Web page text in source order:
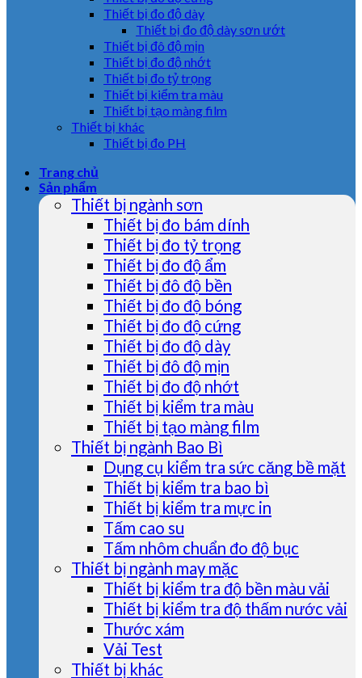
Thiết bị đo độ dày
Thiết bị đo độ dày sơn ướt
Thiết bị đô độ mịn
Thiết bị đo độ nhớt
Thiết bị đo tỷ trọng
Thiết bị kiểm tra màu
Thiết bị tạo màng film
Thiết bị khác
Thiết bị đo PH
Trang chủ
Sản phẩm
Thiết bị ngành sơn
Thiết bị đo bám dính
Thiết bị đo tỷ trọng
Thiết bị đo độ ẩm
Thiết bị đô độ bền
Thiết bị đo độ bóng
Thiết bị đo độ cứng
Thiết bị đo độ dày
Thiết bị đô độ mịn
Thiết bị đo độ nhớt
Thiết bị kiểm tra màu
Thiết bị tạo màng film
Thiết bị ngành Bao Bì
Dụng cụ kiểm tra sức căng bề mặt
Thiết bị kiểm tra bao bì
Thiết bị kiểm tra mực in
Tấm cao su
Tấm nhôm chuẩn đo độ bục
Thiết bị ngành may mặc
Thiết bị kiểm tra độ bền màu vải
Thiết bị kiểm tra độ thấm nước vải
Thước xám
Vải Test
Thiết bị khác